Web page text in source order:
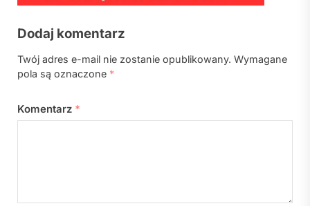
Dodaj komentarz
Twój adres e-mail nie zostanie opublikowany. Wymagane
pola są oznaczone *
Komentarz *